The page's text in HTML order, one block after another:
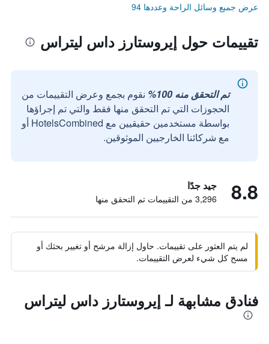
عرض جميع وسائل الراحة وعددها 94
تقييمات حول إيروستارز داس ليتراس
تم التحقق منه 100%
نقوم بجمع وعرض التقييمات من
الحجوزات التي تم التحقق منها فقط والتي تم إجراؤها
بواسطة مستخدمين حقيقيين مع HotelsCombined أو
مع شركائنا الخارجيين الموثوقين.
8.8 جيد جدًا
3,296 من التقييمات تم التحقق منها
لم يتم العثور على تقييمات. حاول إزالة مرشح أو تغيير بحثك أو
مسح كل شيء لعرض التقييمات.
فنادق مشابهة لـ إيروستارز داس ليتراس